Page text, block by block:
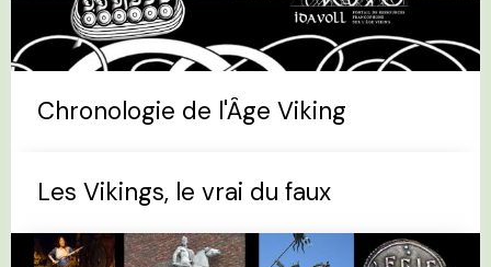
Chronologie de l'Âge Viking
Les Vikings, le vrai du faux